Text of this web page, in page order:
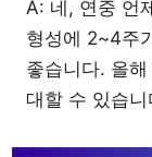
A: 네, 연중 언
형성에 2~4주
좋습니다. 올
대할 수 있습니